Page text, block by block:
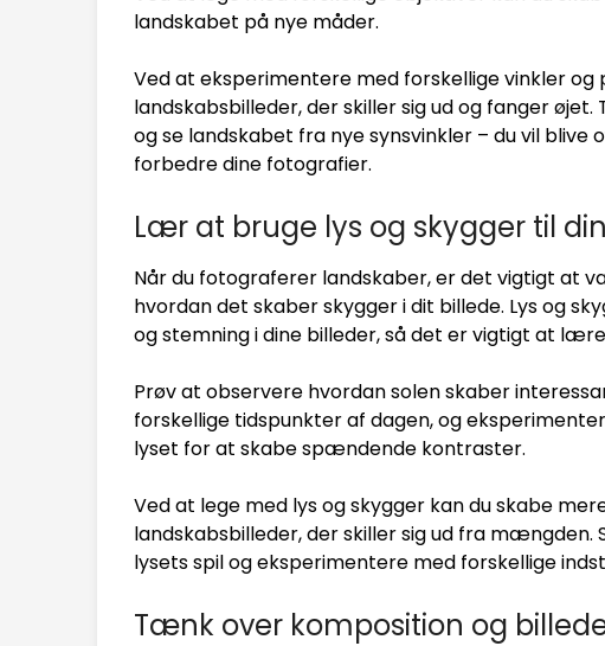
landskabet på nye måder.
Ved at eksperimentere med forskellige vinkler og
landskabsbilleder, der skiller sig ud og fanger
og se landskabet fra nye synsvinkler – du vil
forbedre dine fotografier.
Lær at bruge lys og skygger til
Når du fotograferer landskaber, er det vigtigt at
hvordan det skaber skygger i dit billede. Lys og
og stemning i dine billeder, så det er vigtigt at
Prøv at observere hvordan solen skaber
forskellige tidspunkter af dagen, og
lyset for at skabe spændende kontraster.
Ved at lege med lys og skygger kan du skabe
landskabsbilleder, der skiller sig ud fra mængden.
lysets spil og eksperimentere med forskellige
Tænk over komposition og